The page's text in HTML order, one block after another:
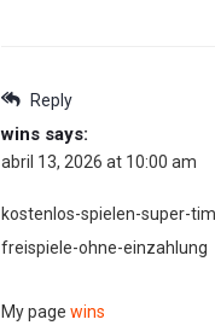
Reply
wins says:
abril 13, 2026 at 10:00 am
kostenlos-spielen-super-
freispiele-ohne-einzahlung
My page wins